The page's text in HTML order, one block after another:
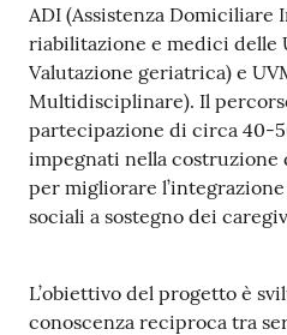
ADI (Assistenza Domiciliare
riabilitazione e medici delle
Valutazione geriatrica) e
Multidisciplinare). Il
partecipazione di circa 40-
impegnati nella
per migliorare
sociali a sostegno dei
L’obiettivo del progetto è
conoscenza reciproca tra